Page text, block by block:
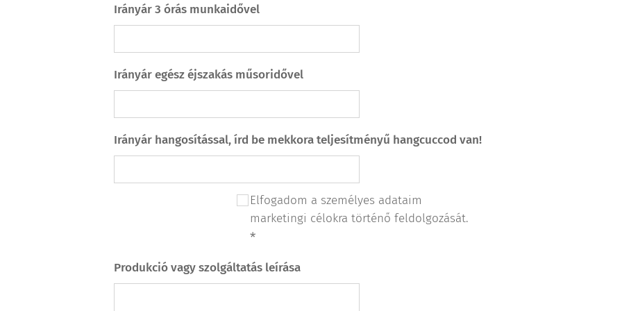
Irányár 3 órás munkaidővel
Irányár egész éjszakás műsoridővel
Irányár hangosítással, írd be mekkora teljesítményű hangcuccod van!
Elfogadom a személyes adataim
marketingi célokra történő feldolgozását.
Produkció vagy szolgáltatás leírása